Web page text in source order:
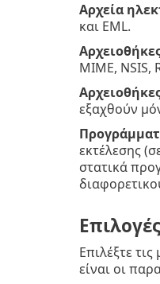
Αρχεία
και EML.
MIME, NSIS,
εξαχθούν
εκτέλεσης
στατικά
Επιλέξτε
είναι οι